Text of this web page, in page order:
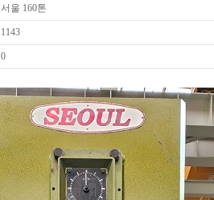
서울 160톤
1143
0